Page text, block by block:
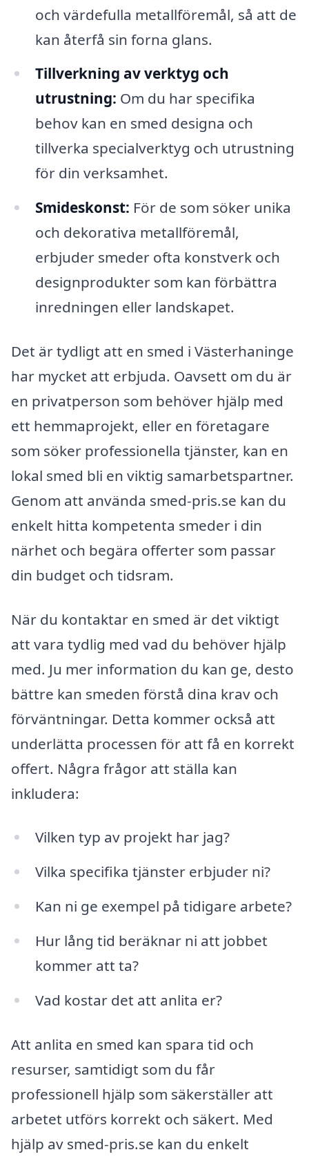
och värdefulla metallföremål, så att de
kan återfå sin forna glans.
Tillverkning av verktyg och
utrustning: Om du har specifika
behov kan en smed designa och
tillverka specialverktyg och utrustning
för din verksamhet.
Smideskonst: För de som söker unika
och dekorativa metallföremål,
erbjuder smeder ofta konstverk och
designprodukter som kan förbättra
inredningen eller landskapet.
Det är tydligt att en smed i Västerhaninge
har mycket att erbjuda. Oavsett om du är
en privatperson som behöver hjälp med
ett hemmaprojekt, eller en företagare
som söker professionella tjänster, kan en
lokal smed bli en viktig samarbetspartner.
Genom att använda smed-pris.se kan du
enkelt hitta kompetenta smeder i din
närhet och begära offerter som passar
din budget och tidsram.
När du kontaktar en smed är det viktigt
att vara tydlig med vad du behöver hjälp
med. Ju mer information du kan ge, desto
bättre kan smeden förstå dina krav och
förväntningar. Detta kommer också att
underlätta processen för att få en korrekt
offert. Några frågor att ställa kan
inkludera:
Vilken typ av projekt har jag?
Vilka specifika tjänster erbjuder ni?
Kan ni ge exempel på tidigare arbete?
Hur lång tid beräknar ni att jobbet
kommer att ta?
Vad kostar det att anlita er?
Att anlita en smed kan spara tid och
resurser, samtidigt som du får
professionell hjälp som säkerställer att
arbetet utförs korrekt och säkert. Med
hjälp av smed-pris.se kan du enkelt